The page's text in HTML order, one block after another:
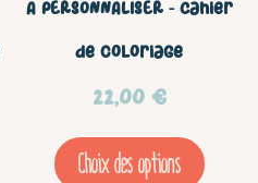
A PERSONNALISER – Cahier
de coloriage
22,00 €
Choix des options